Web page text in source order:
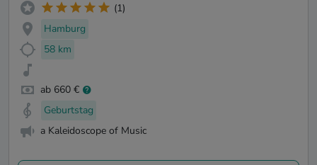
(1)
Hamburg
58 km
ab 660 €
Geburtstag
a Kaleidoscope of Music